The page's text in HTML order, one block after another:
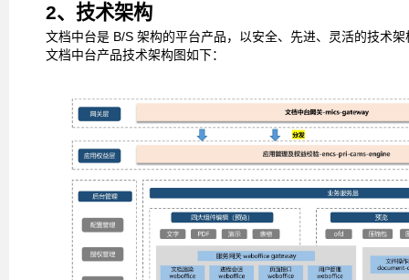
2、技术架构
文档中台是 B/S 架构的平台产品，以安全、先进、灵活的技术
文档中台产品技术架构图如下：